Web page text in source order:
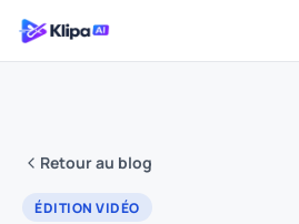
Retour au blog
ÉDITION VIDÉO